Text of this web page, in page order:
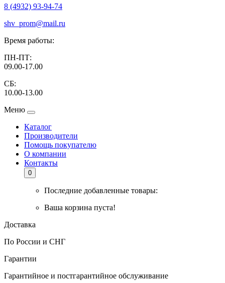
8 (4932) 93-94-74
shv_prom@mail.ru
Время работы:
ПН-ПТ:
09.00-17.00
СБ:
10.00-13.00
Меню
Каталог
Производители
Помощь покупателю
О компании
Контакты
0
Последние добавленные товары:
Ваша корзина пуста!
Доставка
По России и СНГ
Гарантии
Гарантийное и постгарантийное обслуживание